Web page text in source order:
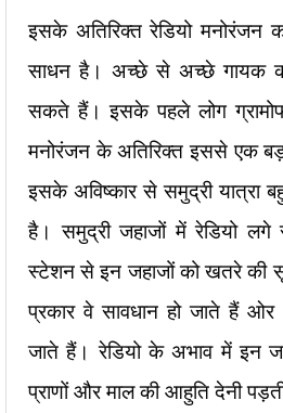
इसके अतिरिक्त रेडियो
साधन है। अच्छे से अच्छे गायक
सकते हैं। इसके पहले लोग
मनोरंजन के अतिरिक्त इससे एक
इसके अविष्कार से समुद्री यात्रा
है। समुद्री जहाजों में रेडियो
स्टेशन से इन जहाजों को खतरे की
प्रकार वे सावधान हो जाते हैं
जाते हैं। रेडियो के अभाव में इन
प्राणों और माल की आहुति देनी